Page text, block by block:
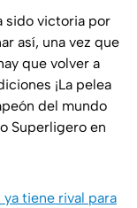
sido victoria por
así, una vez que
que volver a
¡La pelea
del mundo
Superligero en
ya tiene rival para